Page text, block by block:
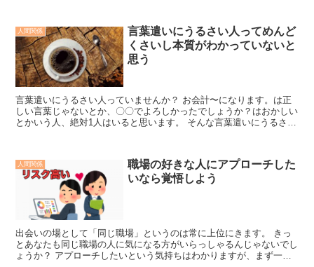
人間関係
言葉遣いにうるさい人ってめんど
くさいし本質がわかっていないと
思う
言葉遣いにうるさい人っていませんか？ お会計〜になります。は正
しい言葉じゃないとか、〇〇でよろしかったでしょうか？はおかしい
とかいう人、絶対1人はいると思います。 そんな言葉遣いにうるさい
人間関係
職場の好きな人にアプローチした
いなら覚悟しよう
出会いの場として「同じ職場」というのは常に上位にきます。 きっ
とあなたも同じ職場の人に気になる方がいらっしゃるんじゃないでし
ょうか？ アプローチしたいという気持ちはわかりますが、まず一度